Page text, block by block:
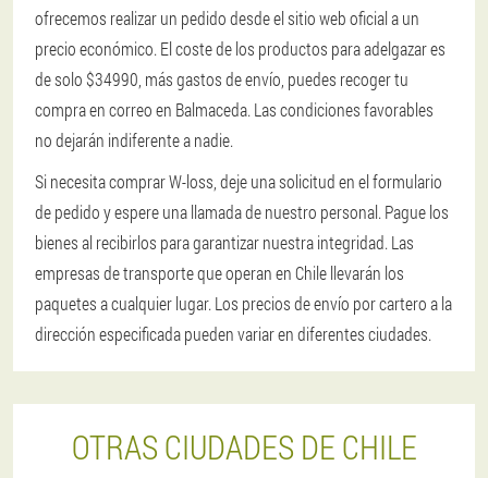
ofrecemos realizar un pedido desde el sitio web oficial a un
precio económico. El coste de los productos para adelgazar es
de solo $34990, más gastos de envío, puedes recoger tu
compra en correo en Balmaceda. Las condiciones favorables
no dejarán indiferente a nadie.
Si necesita comprar W-loss, deje una solicitud en el formulario
de pedido y espere una llamada de nuestro personal. Pague los
bienes al recibirlos para garantizar nuestra integridad. Las
empresas de transporte que operan en Chile llevarán los
paquetes a cualquier lugar. Los precios de envío por cartero a la
dirección especificada pueden variar en diferentes ciudades.
OTRAS CIUDADES DE CHILE